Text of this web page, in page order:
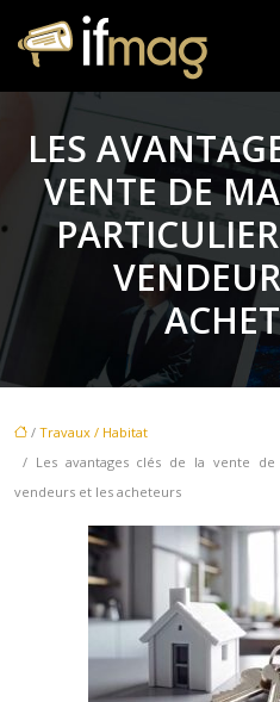
LES
VENTE DE
/ Travaux / Habitat
/ Les avantages clés de la vente
vendeurs et les acheteurs